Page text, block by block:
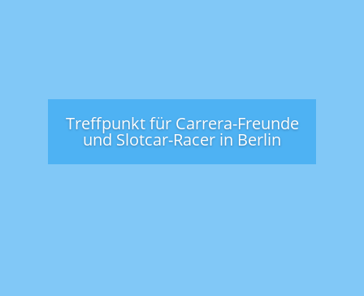
Treffpunkt für Carrera-Freunde
und Slotcar-Racer in Berlin